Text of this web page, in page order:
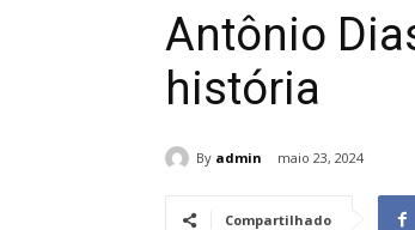
Antônio
história
By admin maio 23, 2024
Compartilhado